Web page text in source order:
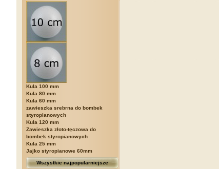
Kula 100 mm
Kula 80 mm
Kula 60 mm
zawieszka srebrna do bombek
styropianowych
Kula 120 mm
Zawieszka złoto-tęczowa do
bombek styropianowych
Kula 25 mm
Jajko styropianowe 60mm
Wszystkie najpopularniejsze